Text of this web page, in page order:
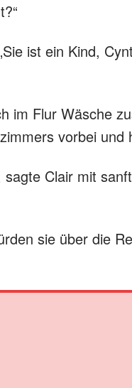
ist ein Kind,
im Flur Wäsche
vorbei und
sagte Clair mit
sie über die